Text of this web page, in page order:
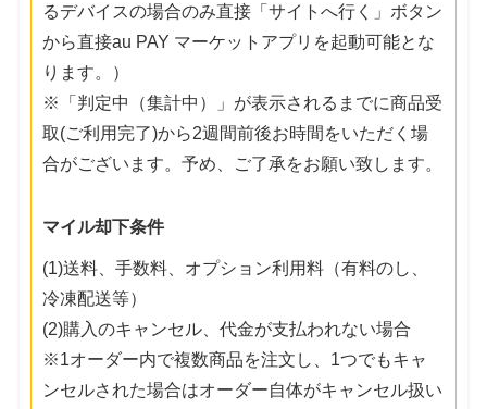
るデバイスの場合のみ直接「サイトへ行く」ボタン
から直接au PAY マーケットアプリを起動可能とな
ります。）
※「判定中（集計中）」が表示されるまでに商品受
取(ご利用完了)から2週間前後お時間をいただく場
合がございます。予め、ご了承をお願い致します。
マイル却下条件
(1)送料、手数料、オプション利用料（有料のし、
冷凍配送等）
(2)購入のキャンセル、代金が支払われない場合
※1オーダー内で複数商品を注文し、1つでもキャ
ンセルされた場合はオーダー自体がキャンセル扱い